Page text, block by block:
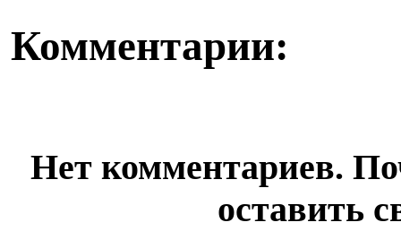
Комментарии:
Нет комментариев.
оставить